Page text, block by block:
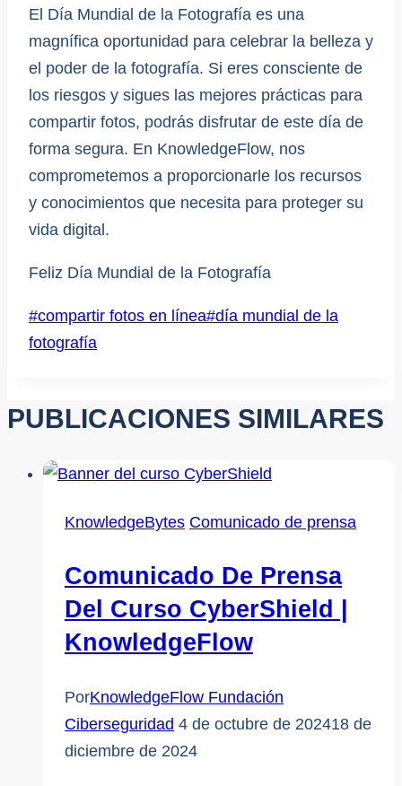
El Día Mundial de la Fotografía es una
magnífica oportunidad para celebrar la belleza y
el poder de la fotografía. Si eres consciente de
los riesgos y sigues las mejores prácticas para
compartir fotos, podrás disfrutar de este día de
forma segura. En KnowledgeFlow, nos
comprometemos a proporcionarle los recursos
y conocimientos que necesita para proteger su
vida digital.
Feliz Día Mundial de la Fotografía
Etiquetas
de
#compartir fotos en línea#día mundial de la
fotografía
PUBLICACIONES SIMILARES
KnowledgeBytes Comunicado de prensa
Comunicado De Prensa
Del Curso CyberShield |
KnowledgeFlow
PorKnowledgeFlow Fundación
Ciberseguridad 4 de octubre de 202418 de
diciembre de 2024